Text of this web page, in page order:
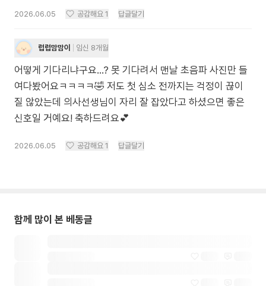
2026.06.05 공감해요 1 답글달기
럽럽맘맘이 임신 8개월
어떻게 기다리냐구요…? 못 기다려서 맨날 초음파 사진만 들
여다봤어요ㅋㅋㅋㅋ🤣 저도 첫 심소 전까지는 걱정이 끊이
질 않았는데 의사선생님이 자리 잘 잡았다고 하셨으면 좋은
신호일 거예요! 축하드려요💕
2026.06.05 공감해요 1 답글달기
함께 많이 본 베동글